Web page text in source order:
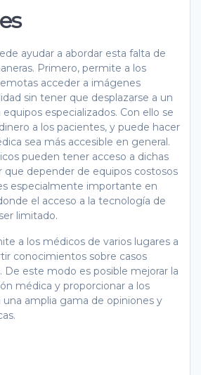
ayudar a abordar esta falta de
Primero, permite a los
acceder a imágenes
sin tener que desplazarse a un
especializados. Con ello se
a los pacientes, y puede hacer
sea más accesible en general.
pueden tener acceso a dichas
que depender de equipos costosos
especialmente importante en
el acceso a la tecnología de
limitado.
a los médicos de varios lugares a
conocimientos sobre casos
De este modo es posible mejorar la
médica y proporcionar a los
una amplia gama de opiniones y